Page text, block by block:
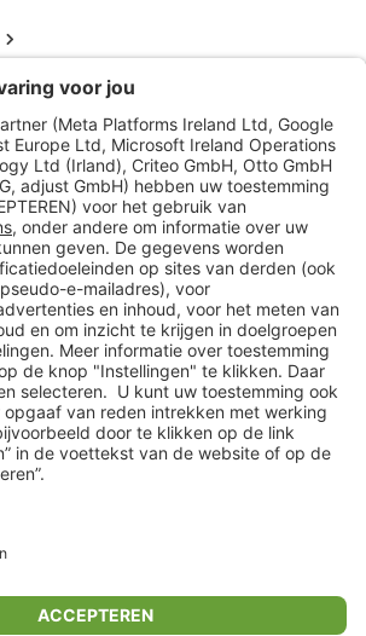
limango.de limango.pl